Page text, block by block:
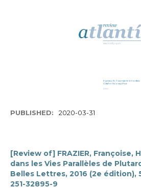
PUBLISHED: 2020-03-31
[Review of] FRAZIER, Françoise,
dans les Vies Parallèles de
Belles Lettres, 2016 (2e édition),
251-32895-9